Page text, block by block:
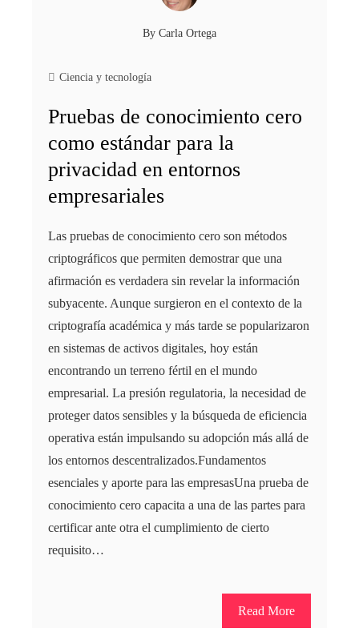
By Carla Ortega
Ciencia y tecnología
Pruebas de conocimiento cero
como estándar para la
privacidad en entornos
empresariales
Las pruebas de conocimiento cero son métodos
criptográficos que permiten demostrar que una
afirmación es verdadera sin revelar la información
subyacente. Aunque surgieron en el contexto de la
criptografía académica y más tarde se popularizaron
en sistemas de activos digitales, hoy están
encontrando un terreno fértil en el mundo
empresarial. La presión regulatoria, la necesidad de
proteger datos sensibles y la búsqueda de eficiencia
operativa están impulsando su adopción más allá de
los entornos descentralizados.Fundamentos
esenciales y aporte para las empresasUna prueba de
conocimiento cero capacita a una de las partes para
certificar ante otra el cumplimiento de cierto
requisito…
Read More